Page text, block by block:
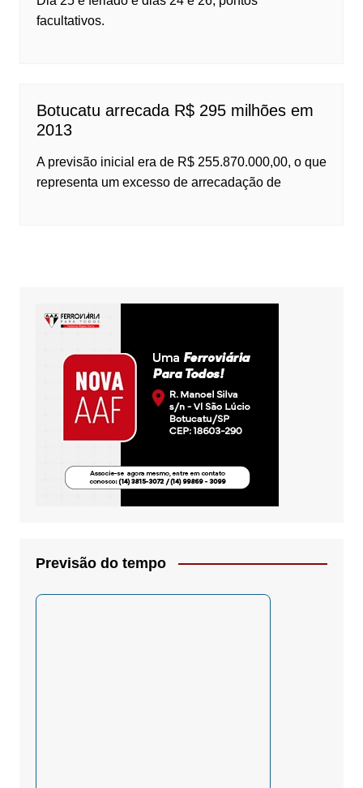
facultativos.
Botucatu arrecada R$ 295 milhões em
2013
A previsão inicial era de R$ 255.870.000,00, o que
representa um excesso de arrecadação de
Previsão do tempo